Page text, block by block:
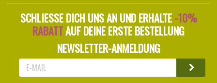
SCHLIESSE DICH UNS AN UND ERHALTE -10%
RABATTAUF DEINE ERSTE BESTELLUNG
NEWSLETTER-ANMELDUNG